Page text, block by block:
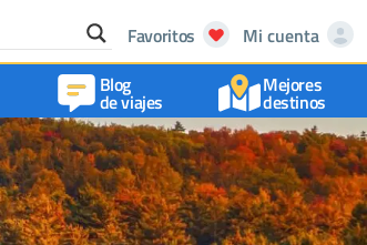
Favoritos
Mi cuenta
Blog
de viajes
Mejores
destinos